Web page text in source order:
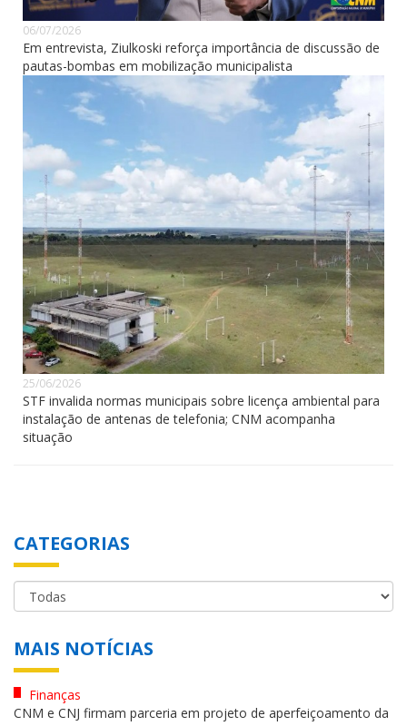
06/07/2026
Em entrevista, Ziulkoski reforça importância de discussão de
pautas-bombas em mobilização municipalista
25/06/2026
STF invalida normas municipais sobre licença ambiental para
instalação de antenas de telefonia; CNM acompanha
situação
CATEGORIAS
MAIS NOTÍCIAS
Finanças
CNM e CNJ firmam parceria em projeto de aperfeiçoamento da